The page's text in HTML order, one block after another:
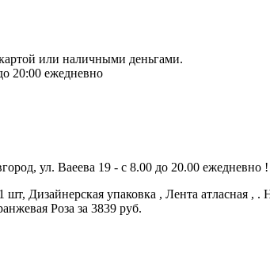
или наличными деньгами.
20:00 ежедневно
ул. Ваеева 19 - с 8.00 до 20.00 ежедневно !
Дизайнерская упаковка , Лента атласная ,
Роза за 3839 руб.